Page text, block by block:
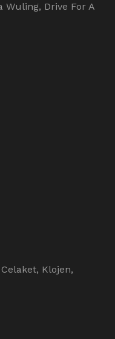
Wuling, Drive For A
Klojen,